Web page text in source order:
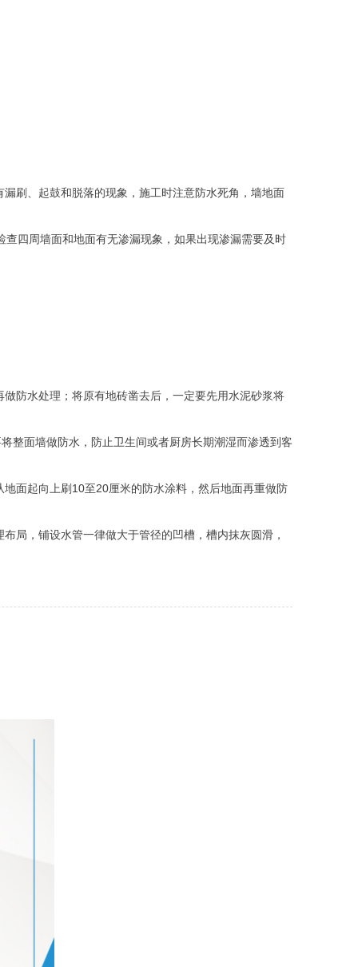
刷、起鼓和脱落的现象，施工时注意防水死角，墙地面
四周墙面和地面有无渗漏现象，如果出现渗漏需要及时
防水处理；将原有地砖凿去后，一定要先用水泥砂浆将
整面墙做防水，防止卫生间或者厨房长期潮湿而渗透到客
面起向上刷10至20厘米的防水涂料，然后地面再重做防
局，铺设水管一律做大于管径的凹槽，槽内抹灰圆滑，